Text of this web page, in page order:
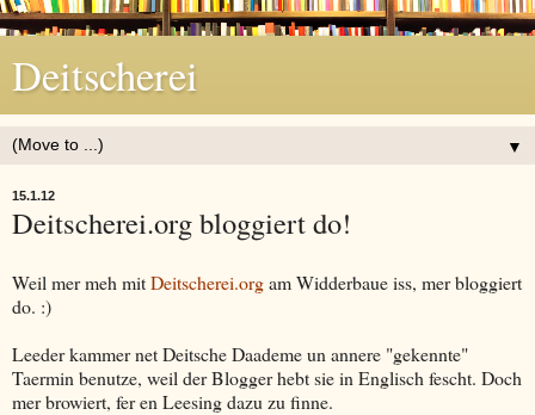
Deitscherei
▼
15.1.12
Deitscherei.org bloggiert do!
Weil mer meh mitDeitscherei.orgam Widderbaue iss, mer bloggiert
do. :)
Leeder kammer net Deitsche Daademe un annere "gekennte"
Taermin benutze, weil der Blogger hebt sie in Englisch fescht. Doch
mer browiert, fer en Leesing dazu zu finne.